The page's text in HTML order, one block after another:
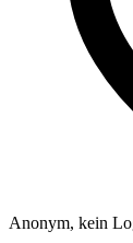
Anonym, kein